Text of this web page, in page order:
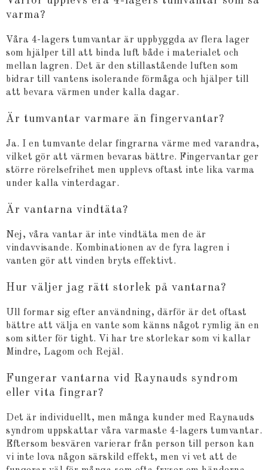
varma?
Våra 4-lagers tumvantar är uppbyggda av flera lager
som hjälper till att binda luft både i materialet och
mellan lagren. Det är den stillastående luften som
bidrar till vantens isolerande förmåga och hjälper till
att bevara värmen under kalla dagar.
Är tumvantar varmare än fingervantar?
Ja. I en tumvante delar fingrarna värme med varandra,
vilket gör att värmen bevaras bättre. Fingervantar ger
större rörelsefrihet men upplevs oftast inte lika varma
under kalla vinterdagar.
Är vantarna vindtäta?
Nej, våra vantar är inte vindtäta men de är
vindavvisande. Kombinationen av de fyra lagren i
vanten gör att vinden bryts effektivt.
Hur väljer jag rätt storlek på vantarna?
Ull formar sig efter användning, därför är det oftast
bättre att välja en vante som känns något rymlig än en
som sitter för tight. Vi har tre storlekar som vi kallar
Mindre, Lagom och Rejäl.
Fungerar vantarna vid Raynauds syndrom
eller vita fingrar?
Det är individuellt, men många kunder med Raynauds
syndrom uppskattar våra varmaste 4-lagers tumvantar.
Eftersom besvären varierar från person till person kan
vi inte lova någon särskild effekt, men vi vet att de